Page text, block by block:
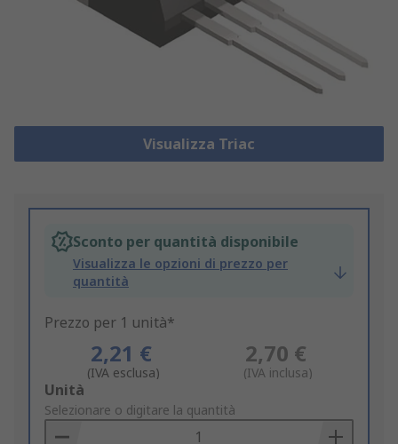
Visualizza Triac
Sconto per quantità disponibile
Visualizza le opzioni di prezzo per
quantità
Prezzo per 1 unità*
2,21 €
(IVA esclusa)
2,70 €
(IVA inclusa)
Add
to
Basket
Unità
Selezionare o digitare la quantità